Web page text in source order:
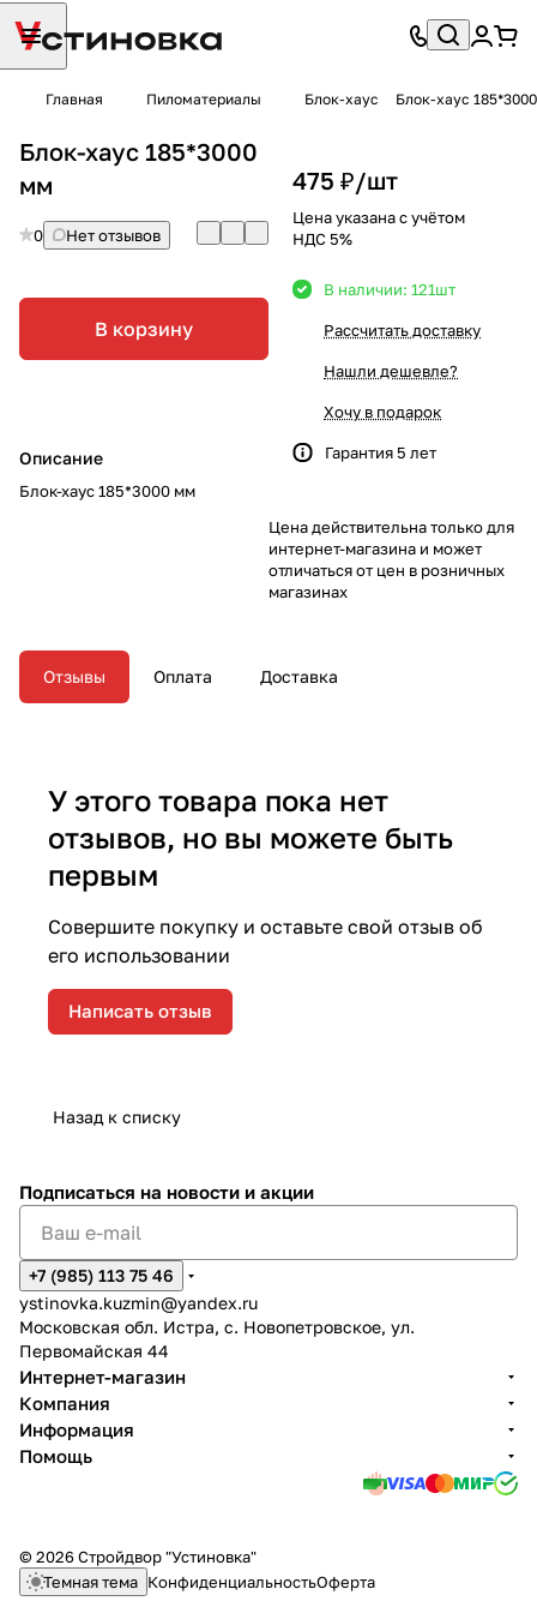
Главная Пиломатериалы Блок-хаус Блок-хаус
Блок-хаус 185*3000
мм
0 Нет отзывов
В корзину
Описание
Блок-хаус 185*3000 мм
475 ₽/шт
Цена указана с учётом
НДС 5%
В наличии: 121шт
Рассчитать доставку
Нашли дешевле?
Хочу в подарок
Гарантия 5 лет
Цена действительна только для
интернет-магазина и может
отличаться от цен в розничных
магазинах
Отзывы Оплата Доставка
У этого товара пока нет
отзывов, но вы можете быть
первым
Совершите покупку и оставьте свой отзыв об
его использовании
Написать отзыв
Назад к списку
Подписаться на новости и акции
+7 (985) 113 75 46
ystinovka.kuzmin@yandex.ru
Московская обл. Истра, с. Новопетровское, ул.
Первомайская 44
Интернет-магазин
Компания
Информация
Помощь
© 2026 Стройдвор "Устиновка"
Темная тема КонфиденциальностьОферта